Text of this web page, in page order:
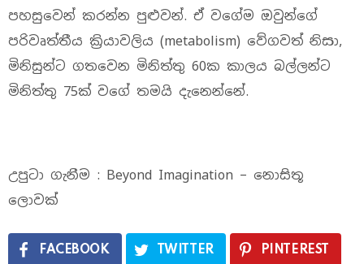
පහසුවෙන් කරන්න පුළුවන්. ඒ වගේම ඔවුන්ගේ
පරිවෘත්තීය ක්‍රියාවලිය (metabolism) වේගවත් නිසා,
මිනිසුන්ට ගතවෙන මිනිත්තු 60ක කාලය බල්ලන්ට
මිනිත්තු 75ක් වගේ තමයි දැනෙන්නේ.
උපුටා ගැනීම : Beyond Imagination – නොසිතූ
ලොවක්
FACEBOOK TWITTER PINTEREST